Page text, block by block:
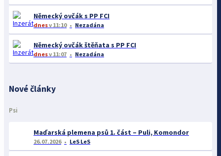
Německý ovčák s PP FCI
dnesv 11:10 Nezadána
Německý ovčák štěňata s PP FCI
dnesv 11:07 Nezadána
Nové články
Psi
Maďarská plemena psů 1. část – Puli, Komondor
26.07.2026 LeS LeS